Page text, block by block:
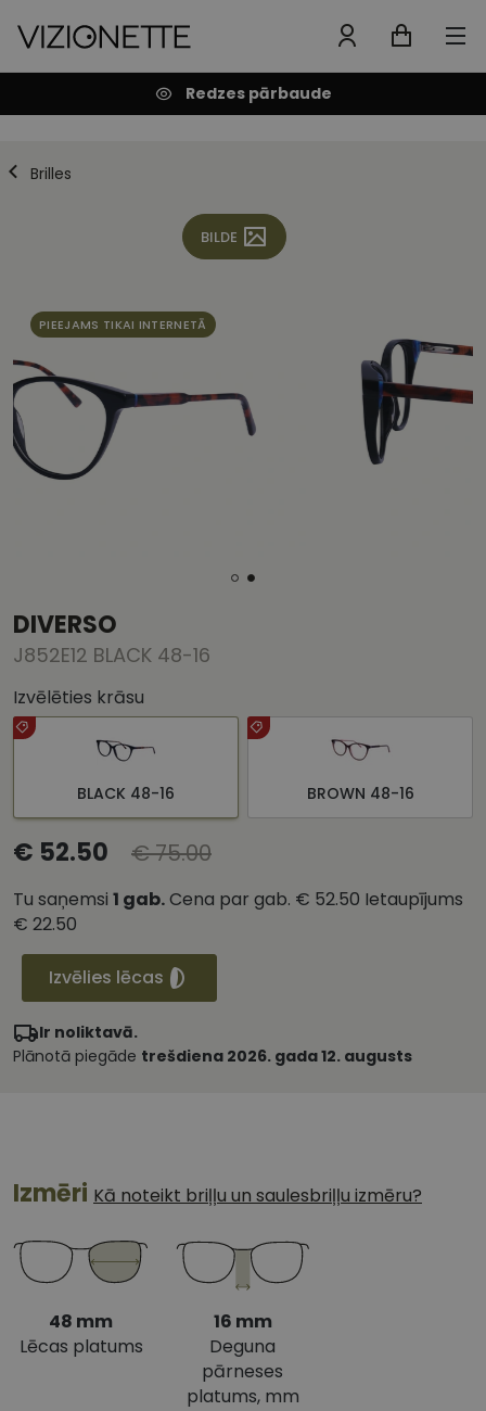
Redzes pārbaude
Brilles
BILDE
PIEEJAMS TIKAI INTERNETĀ
DIVERSO
J852E12 BLACK 48-16
Izvēlēties krāsu
BLACK 48-16 BROWN 48-16
€ 52.50 € 75.00
Tu saņemsi 1 gab.Cena par gab. € 52.50 Ietaupījums
€ 22.50
Izvēlies lēcas
Ir noliktavā.
Plānotā piegāde trešdiena 2026. gada 12. augusts
Izmēri Kā noteikt briļļu un saulesbriļļu izmēru?
48 mm
Lēcas platums
16 mm
Deguna
pārneses
platums, mm